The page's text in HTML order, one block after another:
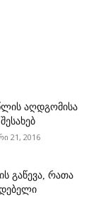
აღდგომისა
21, 2016
გაწევა, რათა